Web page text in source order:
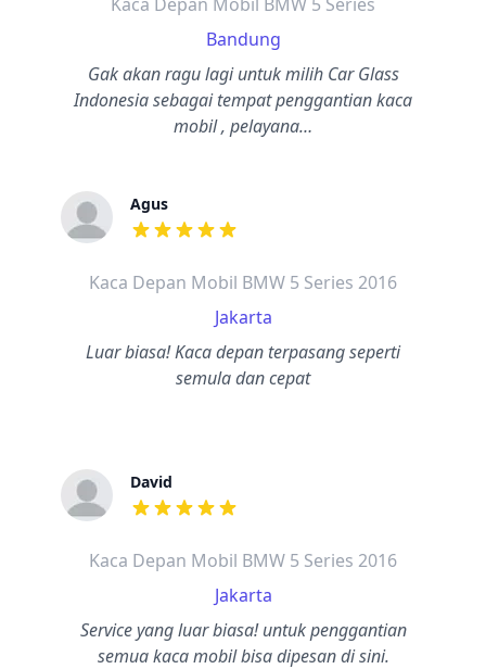
Bandung
Gak akan ragu lagi untuk milih Car Glass
Indonesia sebagai tempat penggantian kaca
mobil , pelayana…
Agus
dari ulasan adalah bintang lima
Kaca Depan Mobil BMW 5 Series 2016
Jakarta
Luar biasa! Kaca depan terpasang seperti
semula dan cepat
David
dari ulasan adalah bintang lima
Kaca Depan Mobil BMW 5 Series 2016
Jakarta
Service yang luar biasa! untuk penggantian
semua kaca mobil bisa dipesan di sini.